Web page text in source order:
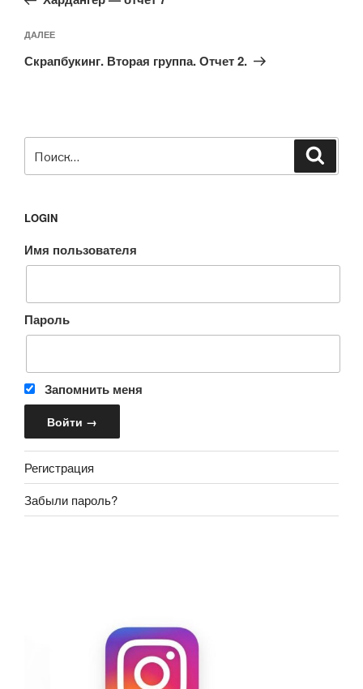
Следующая
запись
ДАЛЕЕ
Скрапбукинг. Вторая группа. Отчет 2.
LOGIN
Имя пользователя
Пароль
Запомнить меня
Регистрация
Забыли пароль?